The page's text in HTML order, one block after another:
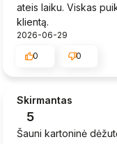
ateis laiku. Viskas
klientą.
2026-06-29
0
0
Skirmantas
5
Šauni kartoninė